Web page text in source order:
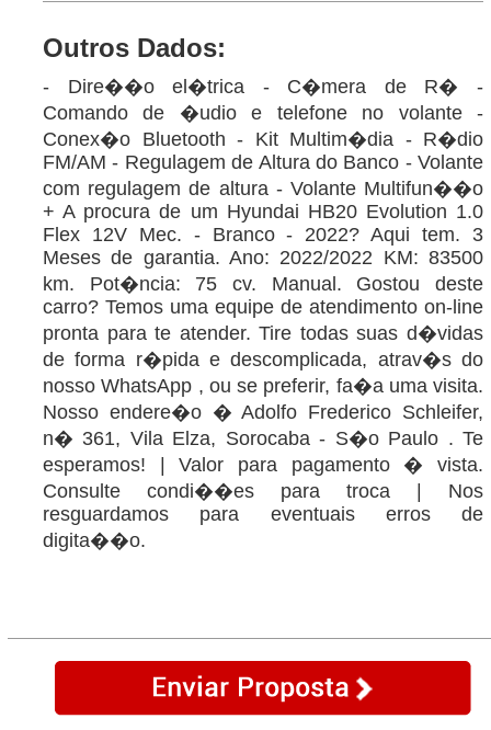
Outros Dados:
- Dire��o el�trica - C�mera de R� -
Comando de �udio e telefone no volante -
Conex�o Bluetooth - Kit Multim�dia - R�dio
FM/AM - Regulagem de Altura do Banco - Volante
com regulagem de altura - Volante Multifun��o
+ A procura de um Hyundai HB20 Evolution 1.0
Flex 12V Mec. - Branco - 2022? Aqui tem. 3
Meses de garantia. Ano: 2022/2022 KM: 83500
km. Pot�ncia: 75 cv. Manual. Gostou deste
carro? Temos uma equipe de atendimento on-line
pronta para te atender. Tire todas suas d�vidas
de forma r�pida e descomplicada, atrav�s do
nosso WhatsApp , ou se preferir, fa�a uma visita.
Nosso endere�o � Adolfo Frederico Schleifer,
n� 361, Vila Elza, Sorocaba - S�o Paulo . Te
esperamos! | Valor para pagamento � vista.
Consulte condi��es para troca | Nos
resguardamos para eventuais erros de
digita��o.